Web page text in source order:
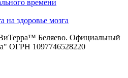
времени
на здоровье мозга
Беляево. Официальный
ОГРН 1097746528220